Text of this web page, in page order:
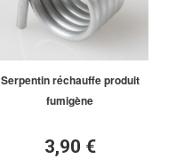
Serpentin réchauffe produit
fumigène
3,90 €